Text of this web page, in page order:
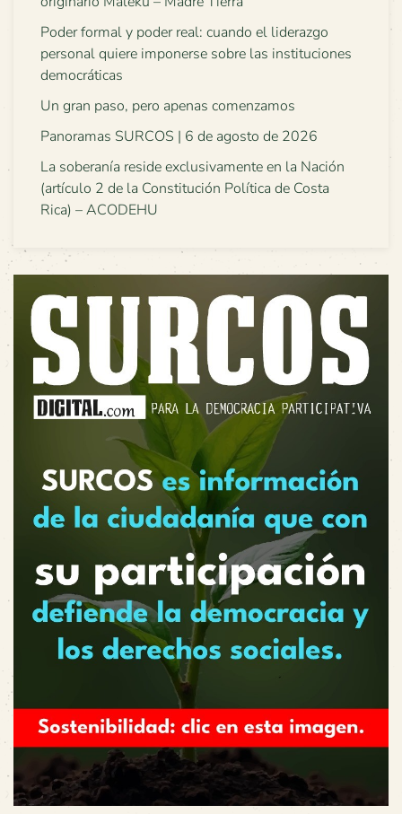
Poder formal y poder real: cuando el liderazgo
personal quiere imponerse sobre las instituciones
democráticas
Un gran paso, pero apenas comenzamos
Panoramas SURCOS | 6 de agosto de 2026
La soberanía reside exclusivamente en la Nación
(artículo 2 de la Constitución Política de Costa
Rica) – ACODEHU